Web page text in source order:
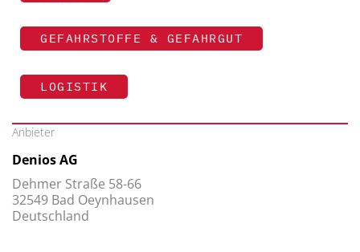
GEFAHRSTOFFE & GEFAHRGUT
LOGISTIK
Anbieter
Denios AG
Dehmer Straße 58-66
32549 Bad Oeynhausen
Deutschland